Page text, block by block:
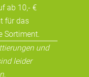
ab 10,- €
für das
Sortiment.
und
leider